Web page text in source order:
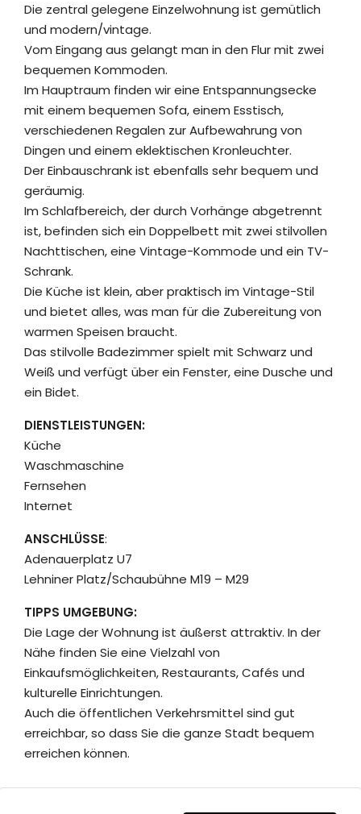
Die zentral gelegene Einzelwohnung ist gemütlich
und modern/vintage.
Vom Eingang aus gelangt man in den Flur mit zwei
bequemen Kommoden.
Im Hauptraum finden wir eine Entspannungsecke
mit einem bequemen Sofa, einem Esstisch,
verschiedenen Regalen zur Aufbewahrung von
Dingen und einem eklektischen Kronleuchter.
Der Einbauschrank ist ebenfalls sehr bequem und
geräumig.
Im Schlafbereich, der durch Vorhänge abgetrennt
ist, befinden sich ein Doppelbett mit zwei stilvollen
Nachttischen, eine Vintage-Kommode und ein TV-
Schrank.
Die Küche ist klein, aber praktisch im Vintage-Stil
und bietet alles, was man für die Zubereitung von
warmen Speisen braucht.
Das stilvolle Badezimmer spielt mit Schwarz und
Weiß und verfügt über ein Fenster, eine Dusche und
ein Bidet.
DIENSTLEISTUNGEN:
Küche
Waschmaschine
Fernsehen
Internet
ANSCHLÜSSE:
Adenauerplatz U7
Lehniner Platz/Schaubühne M19 – M29
TIPPS UMGEBUNG:
Die Lage der Wohnung ist äußerst attraktiv. In der
Nähe finden Sie eine Vielzahl von
Einkaufsmöglichkeiten, Restaurants, Cafés und
kulturelle Einrichtungen.
Auch die öffentlichen Verkehrsmittel sind gut
erreichbar, so dass Sie die ganze Stadt bequem
erreichen können.